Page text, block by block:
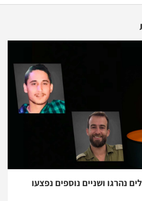
נהרגו ושניים נוספים נפצעו